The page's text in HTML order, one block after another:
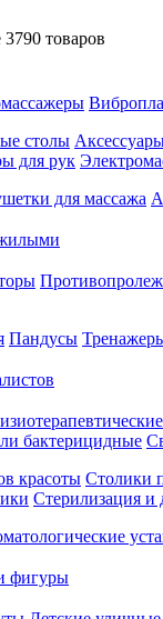
3790 товаров
столы
для рук
для массажа
Пандусы
бактерицидные
красоты Столики
Стерилизация и
фигуры